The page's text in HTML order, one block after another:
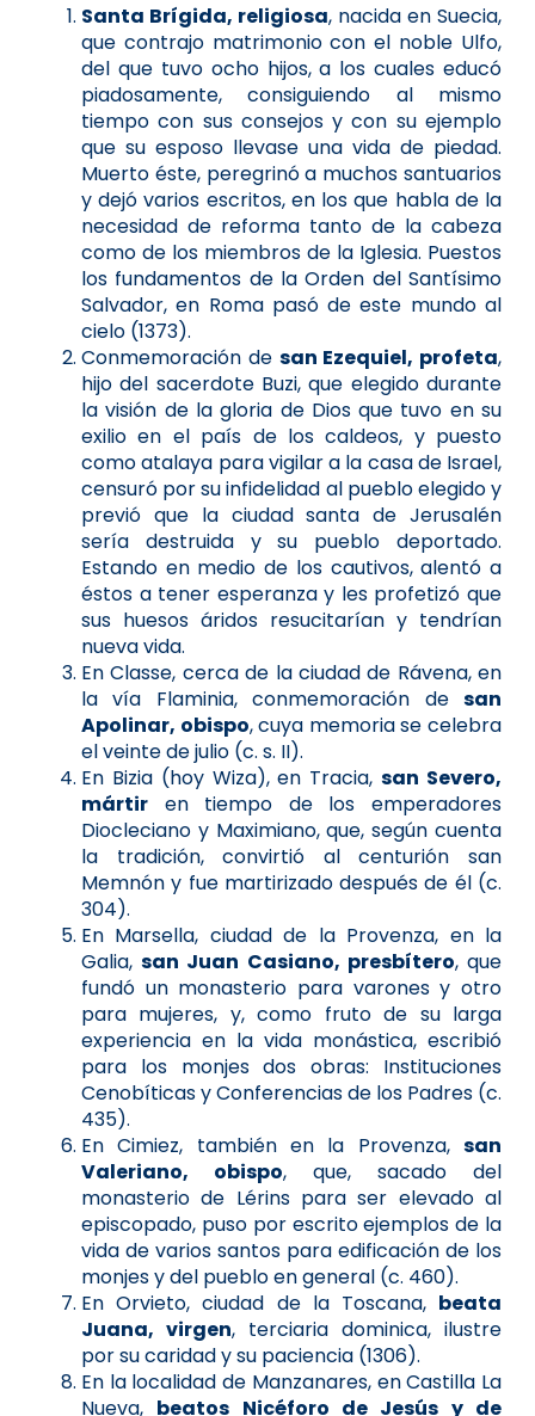
Santa Brígida, religiosa, nacida en Suecia,
que contrajo matrimonio con el noble Ulfo,
del que tuvo ocho hijos, a los cuales educó
piadosamente, consiguiendo al mismo
tiempo con sus consejos y con su ejemplo
que su esposo llevase una vida de piedad.
Muerto éste, peregrinó a muchos santuarios
y dejó varios escritos, en los que habla de la
necesidad de reforma tanto de la cabeza
como de los miembros de la Iglesia. Puestos
los fundamentos de la Orden del Santísimo
Salvador, en Roma pasó de este mundo al
cielo (1373).
Conmemoración de san Ezequiel, profeta,
hijo del sacerdote Buzi, que elegido durante
la visión de la gloria de Dios que tuvo en su
exilio en el país de los caldeos, y puesto
como atalaya para vigilar a la casa de Israel,
censuró por su infidelidad al pueblo elegido y
previó que la ciudad santa de Jerusalén
sería destruida y su pueblo deportado.
Estando en medio de los cautivos, alentó a
éstos a tener esperanza y les profetizó que
sus huesos áridos resucitarían y tendrían
nueva vida.
En Classe, cerca de la ciudad de Rávena, en
la vía Flaminia, conmemoración de san
Apolinar, obispo, cuya memoria se celebra
el veinte de julio (c. s. II).
En Bizia (hoy Wiza), en Tracia,san Severo,
mártir en tiempo de los emperadores
Diocleciano y Maximiano, que, según cuenta
la tradición, convirtió al centurión san
Memnón y fue martirizado después de él (c.
304).
En Marsella, ciudad de la Provenza, en la
Galia,san Juan Casiano, presbítero, que
fundó un monasterio para varones y otro
para mujeres, y, como fruto de su larga
experiencia en la vida monástica, escribió
para los monjes dos obras: Instituciones
Cenobíticas y Conferencias de los Padres (c.
435).
En Cimiez, también en la Provenza, san
Valeriano, obispo, que, sacado del
monasterio de Lérins para ser elevado al
episcopado, puso por escrito ejemplos de la
vida de varios santos para edificación de los
monjes y del pueblo en general (c. 460).
En Orvieto, ciudad de la Toscana, beata
Juana, virgen, terciaria dominica, ilustre
por su caridad y su paciencia (1306).
En la localidad de Manzanares, en Castilla La
Nueva, beatos Nicéforo de Jesús y de